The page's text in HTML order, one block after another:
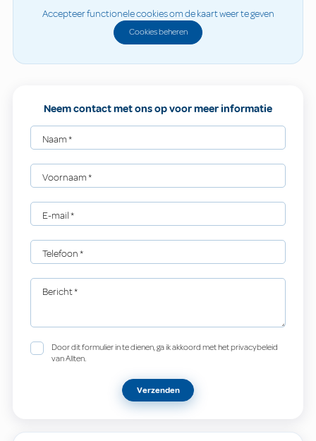
Accepteer functionele cookies om de kaart weer te geven
Cookies beheren
Neem contact met ons op voor meer informatie
Naam*
Voornaam*
E-mail*
Telefoon*
Bericht*
Door dit formulier in te dienen, ga ik akkoord met het privacybeleid
van Allten.
Verzenden